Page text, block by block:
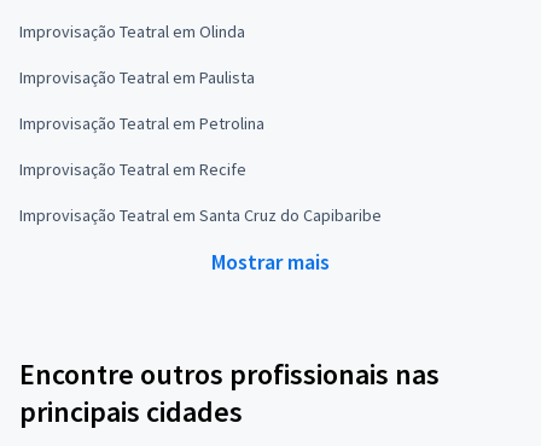
Improvisação Teatral em Olinda
Improvisação Teatral em Paulista
Improvisação Teatral em Petrolina
Improvisação Teatral em Recife
Improvisação Teatral em Santa Cruz do Capibaribe
Mostrar mais
Encontre outros profissionais nas
principais cidades